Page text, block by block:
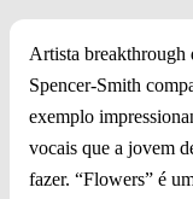
Artista breakthrough
Spencer-Smith
exemplo
vocais que a jovem
fazer. “Flowers” é